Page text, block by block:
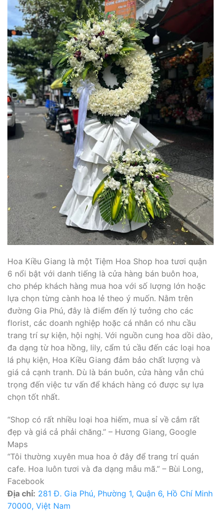
Hoa Kiều Giang là một Tiệm Hoa Shop hoa tươi quận
6 nổi bật với danh tiếng là cửa hàng bán buôn hoa,
cho phép khách hàng mua hoa với số lượng lớn hoặc
lựa chọn từng cành hoa lẻ theo ý muốn. Nằm trên
đường Gia Phú, đây là điểm đến lý tưởng cho các
florist, các doanh nghiệp hoặc cá nhân có nhu cầu
trang trí sự kiện, hội nghị. Với nguồn cung hoa dồi dào,
đa dạng từ hoa hồng, lily, cẩm tú cầu đến các loại hoa
lá phụ kiện, Hoa Kiều Giang đảm bảo chất lượng và
giá cả cạnh tranh. Dù là bán buôn, cửa hàng vẫn chú
trọng đến việc tư vấn để khách hàng có được sự lựa
chọn tốt nhất.
“Shop có rất nhiều loại hoa hiếm, mua sỉ về cắm rất
đẹp và giá cả phải chăng.” – Hương Giang, Google
Maps
“Tôi thường xuyên mua hoa ở đây để trang trí quán
cafe. Hoa luôn tươi và đa dạng mẫu mã.” – Bùi Long,
Facebook
Địa chỉ: 281 Đ. Gia Phú, Phường 1, Quận 6, Hồ Chí Minh
70000, Việt Nam